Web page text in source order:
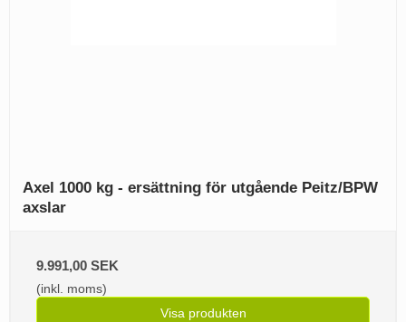
Axel 1000 kg - ersättning för utgående Peitz/BPW
axslar
9.991,00 SEK
(inkl. moms)
Visa produkten